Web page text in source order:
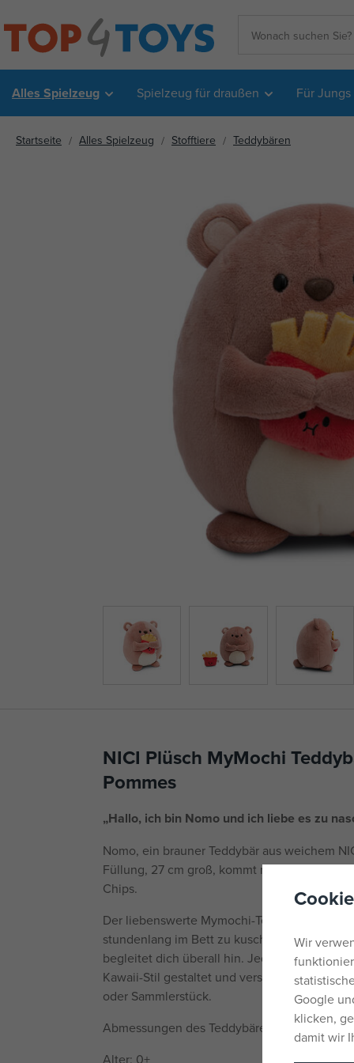
Alles Spielzeug Spielzeug für draußen Für Jungs
Startseite Alles Spielzeug Stofftiere Teddybären
NICI Plüsch MyMochi
Pommes
„Hallo, ich bin Nomo und ich liebe es zu
Nomo, ein brauner Teddybär aus weichem
Füllung, 27 cm groß, kommt mit seinem
Chips.
Der liebenswerte Mymochi-Teddybär ist
stundenlang im Bett zu kuscheln. Er
begleitet dich überall hin. Jede Mymochi-
Kawaii-Stil gestaltet und verspricht endlosen
oder Sammlerstück.
Abmessungen des Teddybären: 27 x 20 x 24
Alter: 0+
Wir
Google
klicken,
damit wir